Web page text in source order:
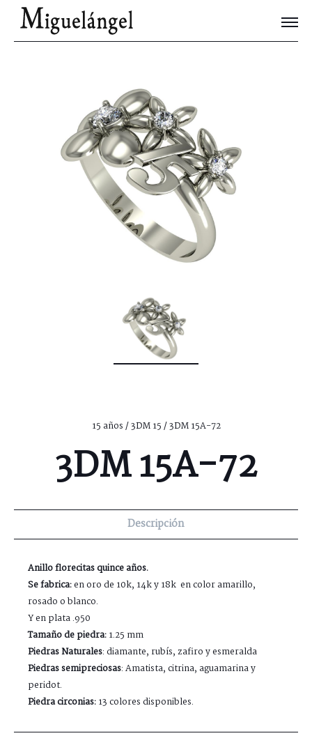
Joyas Únicas
Blog
Contacto
15 años/3DM 15/ 3DM 15A-72
3DM 15A-72
Descripción
Anillo florecitas quince años.
Se fabrica:en oro de 10k, 14k y 18k en color amarillo,
rosado o blanco.
Y en plata .950
Tamaño de piedra:1.25 mm
Piedras Naturales: diamante, rubís, zafiro y esmeralda
Piedras semipreciosas: Amatista, citrina, aguamarina y
peridot.
Piedra circonias:13 colores disponibles.